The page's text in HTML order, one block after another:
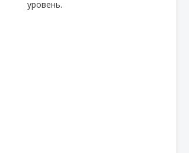
уровень.